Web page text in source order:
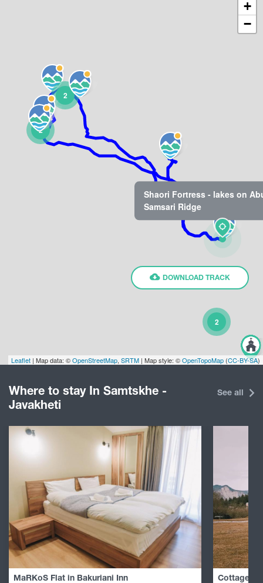
Shaori Fortress - lakes on
Samsari Ridge
2
2
2
+
−
Leaflet | Map data: ©OpenStreetMap, SRTM | Map style: ©OpenTopoMap (CC-BY-SA)
DOWNLOAD TRACK
Where to stay In Samtskhe -
Javakheti
See all
MaRKoS Flat in Bakuriani Inn Cottage in